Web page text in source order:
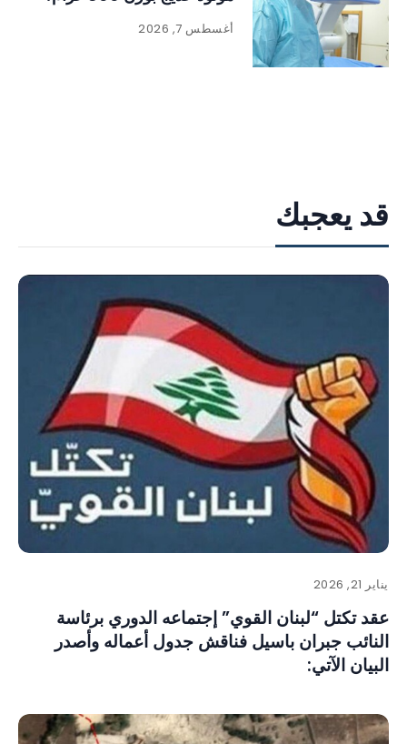
أغسطس 7, 2026
قد يعجبك
يناير 21, 2026
‏عقد تكتل “لبنان القوي” إجتماعه الدوري برئاسة
النائب جبران باسيل فناقش جدول أعماله وأصدر
البيان الآتي: